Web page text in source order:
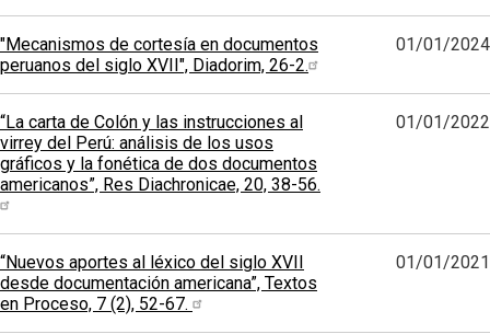
"Mecanismos de cortesía en documentos
peruanos del siglo XVII", Diadorim, 26-2.
01/01/2024
“La carta de Colón y las instrucciones al
virrey del Perú: análisis de los usos
gráficos y la fonética de dos documentos
americanos”, Res Diachronicae, 20, 38-56.
01/01/2022
“Nuevos aportes al léxico del siglo XVII
desde documentación americana”, Textos
en Proceso, 7 (2), 52-67.
01/01/2021